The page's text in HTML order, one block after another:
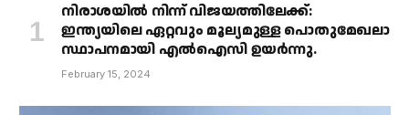
നിരാശയിൽ നിന്ന് വിജയത്തിലേക്ക്:
ഇന്ത്യയിലെ ഏറ്റവും മൂല്യമുള്ള പൊതുമേഖലാ
സ്ഥാപനമായി എൽഐസി ഉയർന്നു.
February 15, 2024